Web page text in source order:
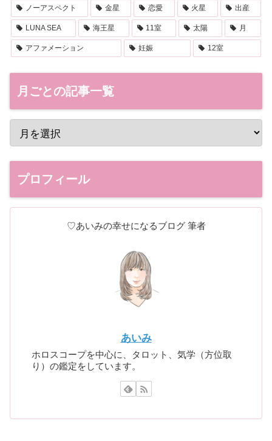
ノーアスペクト 金星 恋愛 火星 出産
LUNA SEA 海王星 11室 太陽 月
アファメーション 妊娠 12室
月ごとの記事一覧
プロフィール
♡あいみの幸せになるブログ 筆者
あいみ
ホロスコープを中心に、タロット、気学（方位取
り）の鑑定をしています。